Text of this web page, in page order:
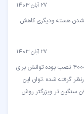
۲۷ آبان ۱۴۰۳
هسته ودیگری کاهش
۲۷ آبان ۱۴۰۳
سلام.دوست عزیز موتوری که روی کولر 4000 نصب بوده توانش برای
بلوور ویا فن کولر آبی 4000 درنظر گرفته شده .توان این
بلوور یافن سنگین تر وبزرگتر روش